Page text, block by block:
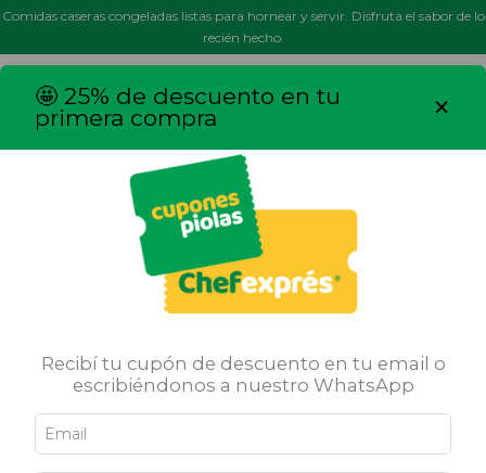
Comidas caseras congeladas listas para hornear y servir. Disfruta el sabor de lo
recién hecho.
Todo lo que necesitás para una alimentación veggie, rica y saludable,
🤩 25% de descuento en tu
primera compra
×
Recibí tu cupón de descuento en tu email o
escribiéndonos a nuestro WhatsApp